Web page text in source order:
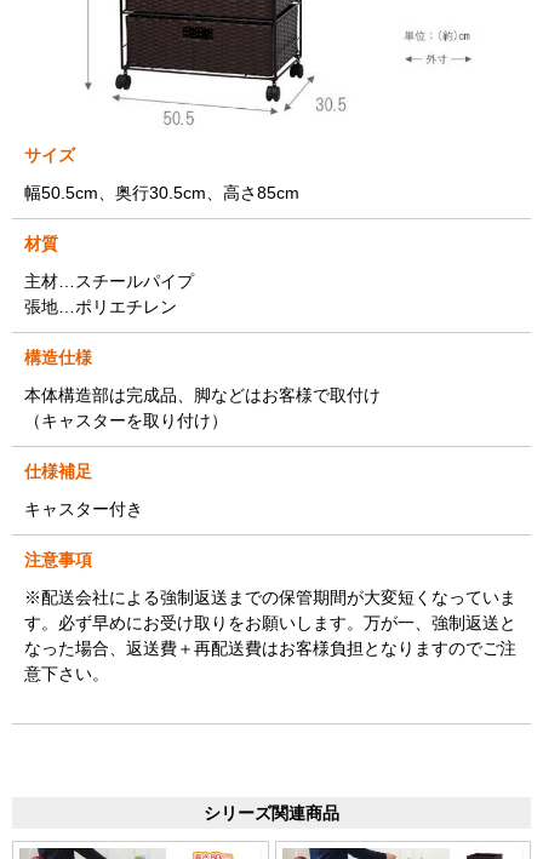
サイズ
幅50.5cm、奥行30.5cm、高さ85cm
材質
主材…スチールパイプ
張地…ポリエチレン
構造仕様
本体構造部は完成品、脚などはお客様で取付け
（キャスターを取り付け）
仕様補足
キャスター付き
注意事項
※配送会社による強制返送までの保管期間が大変短くなっていま
す。必ず早めにお受け取りをお願いします。万が一、強制返送と
なった場合、返送費＋再配送費はお客様負担となりますのでご注
意下さい。
シリーズ関連商品